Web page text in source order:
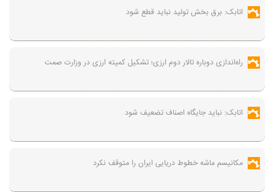
اتابک: برق بخش تولید نباید قطع شود
راه‌اندازی دوباره تالار دوم ارزی؛ تشکیل کمیته ارزی در وزارت صمت
اتابک: نباید جایگاه اصناف تضعیف شود
مکانیسم ماشه خطوط دریایی ایران را متوقف نکرد